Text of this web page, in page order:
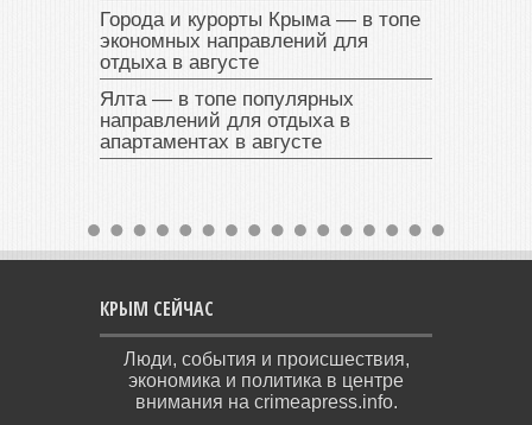
Города и курорты Крыма — в топе
экономных направлений для
отдыха в августе
Ялта — в топе популярных
направлений для отдыха в
апартаментах в августе
КРЫМ СЕЙЧАС
Люди, события и происшествия,
экономика и политика в центре
внимания на crimeapress.info.